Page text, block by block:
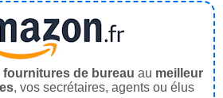
fournitures de bureau au meilleur
, vos secrétaires, agents ou élus